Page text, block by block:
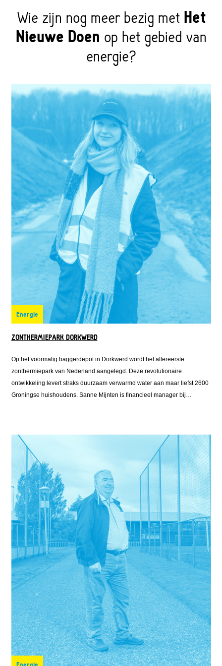
Wie zijn nog meer bezig met Het
Nieuwe Doen op het gebied van
energie?
Energie
ZONTHERMIEPARK DORKWERD
Op het voormalig baggerdepot in Dorkwerd wordt het allereerste
zonthermiepark van Nederland aangelegd. Deze revolutionaire
ontwikkeling levert straks duurzaam verwarmd water aan maar liefst 2600
Groningse huishoudens. Sanne Mijnten is financieel manager bij